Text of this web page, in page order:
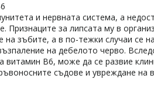
и нервната система, а
Признаците за липсата му в
на зъбите, а в по-тежки случаи се
на дебелото черво.
витамин B6, може да се развие
съдове и увреждане на